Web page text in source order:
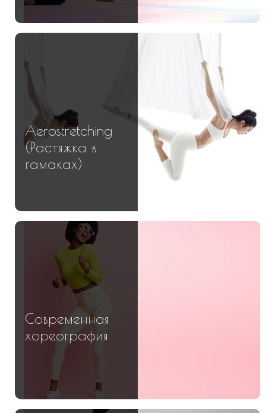
Aerostretching
(Растяжка в
гамаках)
Современная
хореография